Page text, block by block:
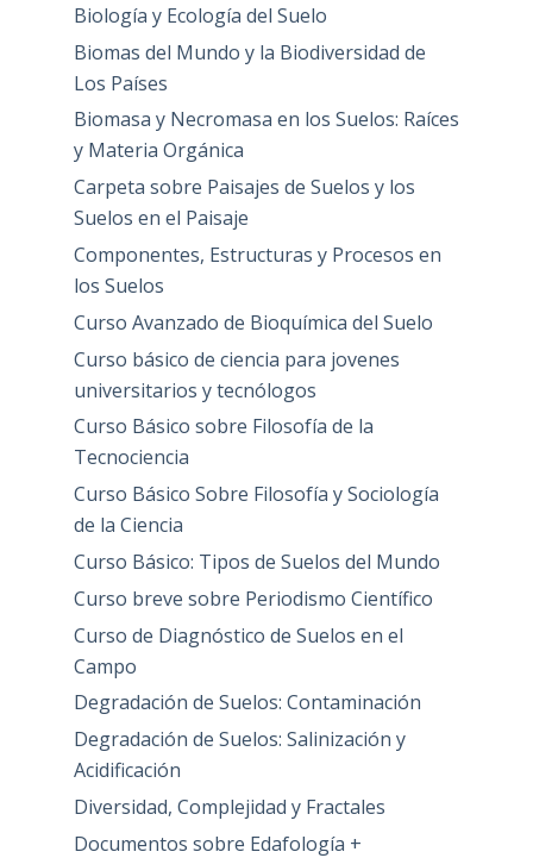
Biología y Ecología del Suelo
Biomas del Mundo y la Biodiversidad de
Los Países
Biomasa y Necromasa en los Suelos: Raíces
y Materia Orgánica
Carpeta sobre Paisajes de Suelos y los
Suelos en el Paisaje
Componentes, Estructuras y Procesos en
los Suelos
Curso Avanzado de Bioquímica del Suelo
Curso básico de ciencia para jovenes
universitarios y tecnólogos
Curso Básico sobre Filosofía de la
Tecnociencia
Curso Básico Sobre Filosofía y Sociología
de la Ciencia
Curso Básico: Tipos de Suelos del Mundo
Curso breve sobre Periodismo Científico
Curso de Diagnóstico de Suelos en el
Campo
Degradación de Suelos: Contaminación
Degradación de Suelos: Salinización y
Acidificación
Diversidad, Complejidad y Fractales
Documentos sobre Edafología +